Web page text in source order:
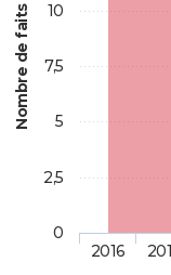
Nombre de faits
2016
0
2,5
5
7,5
10